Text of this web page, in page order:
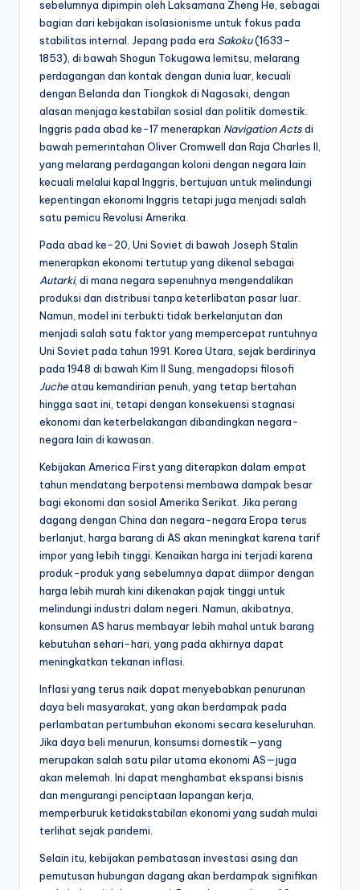
sebelumnya dipimpin oleh Laksamana Zheng He, sebagai
bagian dari kebijakan isolasionisme untuk fokus pada
stabilitas internal. Jepang pada era Sakoku(1633–
1853), di bawah Shogun Tokugawa Iemitsu, melarang
perdagangan dan kontak dengan dunia luar, kecuali
dengan Belanda dan Tiongkok di Nagasaki, dengan
alasan menjaga kestabilan sosial dan politik domestik.
Inggris pada abad ke-17 menerapkan Navigation Actsdi
bawah pemerintahan Oliver Cromwell dan Raja Charles II,
yang melarang perdagangan koloni dengan negara lain
kecuali melalui kapal Inggris, bertujuan untuk melindungi
kepentingan ekonomi Inggris tetapi juga menjadi salah
satu pemicu Revolusi Amerika.
Pada abad ke-20, Uni Soviet di bawah Joseph Stalin
menerapkan ekonomi tertutup yang dikenal sebagai
Autarki, di mana negara sepenuhnya mengendalikan
produksi dan distribusi tanpa keterlibatan pasar luar.
Namun, model ini terbukti tidak berkelanjutan dan
menjadi salah satu faktor yang mempercepat runtuhnya
Uni Soviet pada tahun 1991. Korea Utara, sejak berdirinya
pada 1948 di bawah Kim Il Sung, mengadopsi filosofi
Jucheatau kemandirian penuh, yang tetap bertahan
hingga saat ini, tetapi dengan konsekuensi stagnasi
ekonomi dan keterbelakangan dibandingkan negara-
negara lain di kawasan.
Kebijakan America First yang diterapkan dalam empat
tahun mendatang berpotensi membawa dampak besar
bagi ekonomi dan sosial Amerika Serikat. Jika perang
dagang dengan China dan negara-negara Eropa terus
berlanjut, harga barang di AS akan meningkat karena tarif
impor yang lebih tinggi. Kenaikan harga ini terjadi karena
produk-produk yang sebelumnya dapat diimpor dengan
harga lebih murah kini dikenakan pajak tinggi untuk
melindungi industri dalam negeri. Namun, akibatnya,
konsumen AS harus membayar lebih mahal untuk barang
kebutuhan sehari-hari, yang pada akhirnya dapat
meningkatkan tekanan inflasi.
Inflasi yang terus naik dapat menyebabkan penurunan
daya beli masyarakat, yang akan berdampak pada
perlambatan pertumbuhan ekonomi secara keseluruhan.
Jika daya beli menurun, konsumsi domestik—yang
merupakan salah satu pilar utama ekonomi AS—juga
akan melemah. Ini dapat menghambat ekspansi bisnis
dan mengurangi penciptaan lapangan kerja,
memperburuk ketidakstabilan ekonomi yang sudah mulai
terlihat sejak pandemi.
Selain itu, kebijakan pembatasan investasi asing dan
pemutusan hubungan dagang akan berdampak signifikan